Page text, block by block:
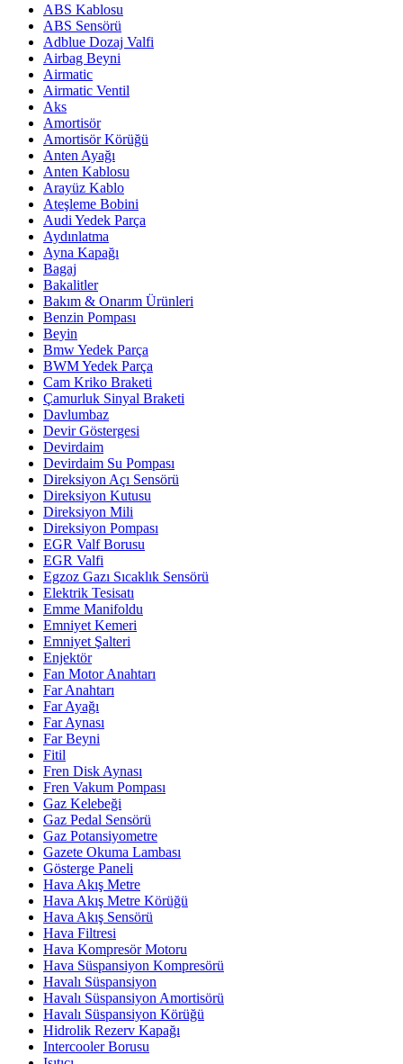
ABS Kablosu
ABS Sensörü
Adblue Dozaj Valfi
Airbag Beyni
Airmatic
Airmatic Ventil
Aks
Amortisör
Amortisör Körüğü
Anten Ayağı
Anten Kablosu
Arayüz Kablo
Ateşleme Bobini
Audi Yedek Parça
Aydınlatma
Ayna Kapağı
Bagaj
Bakalitler
Bakım & Onarım Ürünleri
Benzin Pompası
Beyin
Bmw Yedek Parça
BWM Yedek Parça
Cam Kriko Braketi
Çamurluk Sinyal Braketi
Davlumbaz
Devir Göstergesi
Devirdaim
Devirdaim Su Pompası
Direksiyon Açı Sensörü
Direksiyon Kutusu
Direksiyon Mili
Direksiyon Pompası
EGR Valf Borusu
EGR Valfi
Egzoz Gazı Sıcaklık Sensörü
Elektrik Tesisatı
Emme Manifoldu
Emniyet Kemeri
Emniyet Şalteri
Enjektör
Fan Motor Anahtarı
Far Anahtarı
Far Ayağı
Far Aynası
Far Beyni
Fitil
Fren Disk Aynası
Fren Vakum Pompası
Gaz Kelebeği
Gaz Pedal Sensörü
Gaz Potansiyometre
Gazete Okuma Lambası
Gösterge Paneli
Hava Akış Metre
Hava Akış Metre Körüğü
Hava Akış Sensörü
Hava Filtresi
Hava Kompresör Motoru
Hava Süspansiyon Kompresörü
Havalı Süspansiyon
Havalı Süspansiyon Amortisörü
Havalı Süspansiyon Körüğü
Hidrolik Rezerv Kapağı
Intercooler Borusu